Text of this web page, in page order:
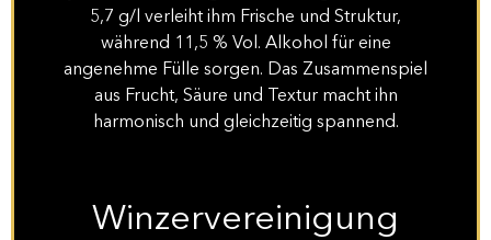
5,7 g/l verleiht ihm Frische und Struktur,
während 11,5 % Vol. Alkohol für eine
angenehme Fülle sorgen. Das Zusammenspiel
aus Frucht, Säure und Textur macht ihn
harmonisch und gleichzeitig spannend.
Winzervereinigung